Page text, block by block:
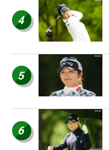
4
5
6